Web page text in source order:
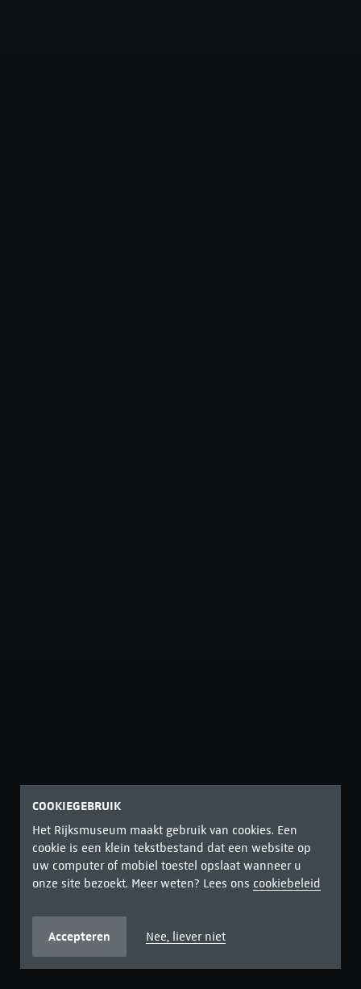
COOKIEGEBRUIK
Het Rijksmuseum maakt gebruik van cookies. Een
cookie is een klein tekstbestand dat een website op
uw computer of mobiel toestel opslaat wanneer u
onze site bezoekt. Meer weten? Lees ons cookiebeleid
Accepteren Nee, liever niet